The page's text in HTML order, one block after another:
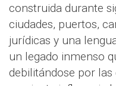
construida durante
ciudades, puertos,
jurídicas y una
un legado inmenso
debilitándose por